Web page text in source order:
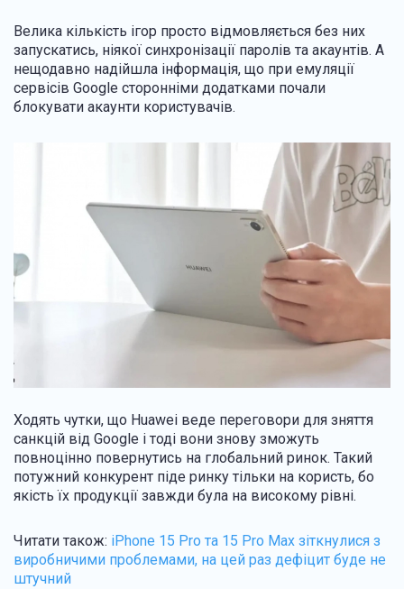
Велика кількість ігор просто відмовляється без них
запускатись, ніякої синхронізації паролів та акаунтів. А
нещодавно надійшла інформація, що при емуляції
сервісів Google сторонніми додатками почали
блокувати акаунти користувачів.
Ходять чутки, що Huawei веде переговори для зняття
санкцій від Google і тоді вони знову зможуть
повноцінно повернутись на глобальний ринок. Такий
потужний конкурент піде ринку тільки на користь, бо
якість їх продукції завжди була на високому рівні.
Читати також: iPhone 15 Pro та 15 Pro Max зіткнулися з
виробничими проблемами, на цей раз дефіцит буде не
штучний